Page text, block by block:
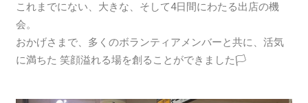
これまでにない、大きな、そして4日間にわたる出店の機
会。
おかげさまで、多くのボランティアメンバーと共に、活気
に満ちた 笑顔溢れる場を創ることができました🏳